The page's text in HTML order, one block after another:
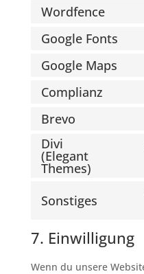
Wordfence
Google Fonts
Google Maps
Complianz
Brevo
Divi
(Elegant
Themes)
Sonstiges
7. Einwilligung
Wenn du unsere